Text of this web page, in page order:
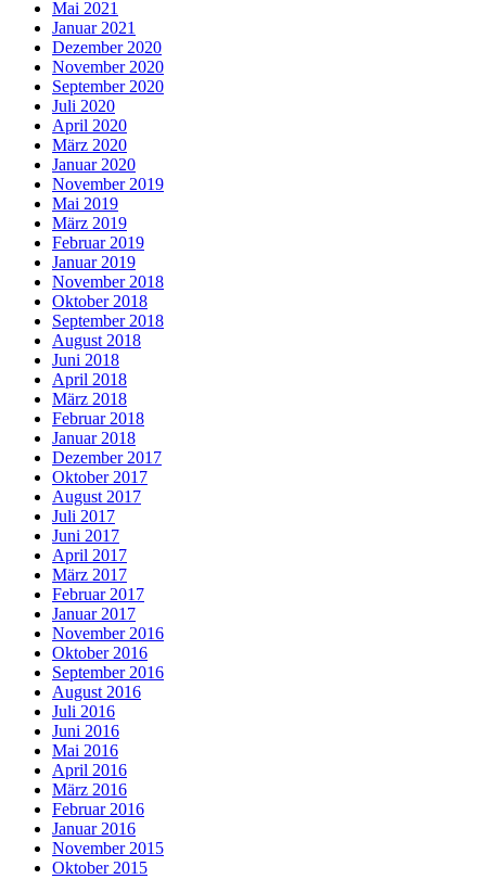
Mai 2021
Januar 2021
Dezember 2020
November 2020
September 2020
Juli 2020
April 2020
März 2020
Januar 2020
November 2019
Mai 2019
März 2019
Februar 2019
Januar 2019
November 2018
Oktober 2018
September 2018
August 2018
Juni 2018
April 2018
März 2018
Februar 2018
Januar 2018
Dezember 2017
Oktober 2017
August 2017
Juli 2017
Juni 2017
April 2017
März 2017
Februar 2017
Januar 2017
November 2016
Oktober 2016
September 2016
August 2016
Juli 2016
Juni 2016
Mai 2016
April 2016
März 2016
Februar 2016
Januar 2016
November 2015
Oktober 2015